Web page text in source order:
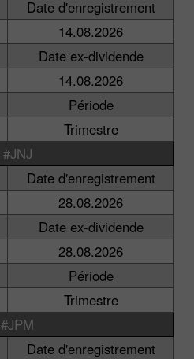
Date d'enregistrement
14.08.2026
Date ex-dividende
14.08.2026
Période
Trimestre
#JNJ
Date d'enregistrement
28.08.2026
Date ex-dividende
28.08.2026
Période
Trimestre
#JPM
Date d'enregistrement